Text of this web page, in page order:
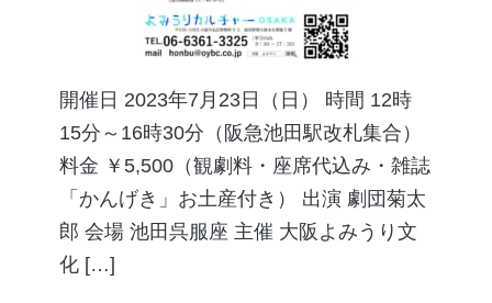
開催日 2023年7月23日（日） 時間 12時
15分～16時30分（阪急池田駅改札集合）
料金 ￥5,500（観劇料・座席代込み・雑誌
「かんげき」お土産付き） 出演 劇団菊太
郎 会場 池田呉服座 主催 大阪よみうり文
化 […]